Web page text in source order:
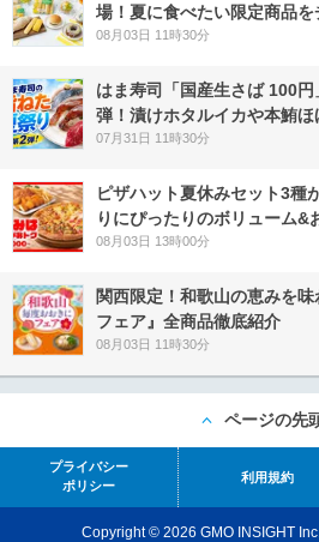
場！夏に食べたい限定商品を
08月03日 11時30分
はま寿司「国産生さば 100
弾！漬けホタルイカや本鮪ほ
07月31日 11時30分
ピザハット夏休みセット3種
りにぴったりのボリューム&
08月03日 13時00分
関西限定！和歌山の恵みを
フェア』全商品徹底紹介
08月03日 11時30分
ページの先
プライバシー
ポリシー
利用規約
Copyright © 2026 GMO INSIGHT